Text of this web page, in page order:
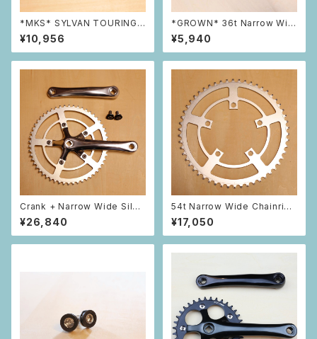
*MKS* SYLVAN TOURING
NEXT
¥10,956
*GROWN* 36t Narrow Wid
e Chainring
¥5,940
Crank + Narrow Wide Silve
r Chainring Set 54t
¥26,840
54t Narrow Wide Chainring
(Silver)
¥17,050